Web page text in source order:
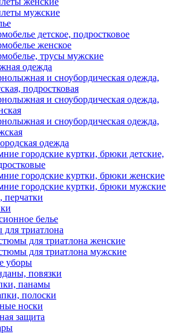
мужские
детское, подростковое
женское
трусы мужские
одежда
и сноубордическая одежда,
подростковая
и сноубордическая одежда,
и сноубордическая одежда,
одежда
городские куртки, брюки детские,
городские куртки, брюки женские
городские куртки, брюки мужские
перчатки
белье
триатлона
для триатлона женские
для триатлона мужские
уборы
повязки
панамы
полоски
носки
защита